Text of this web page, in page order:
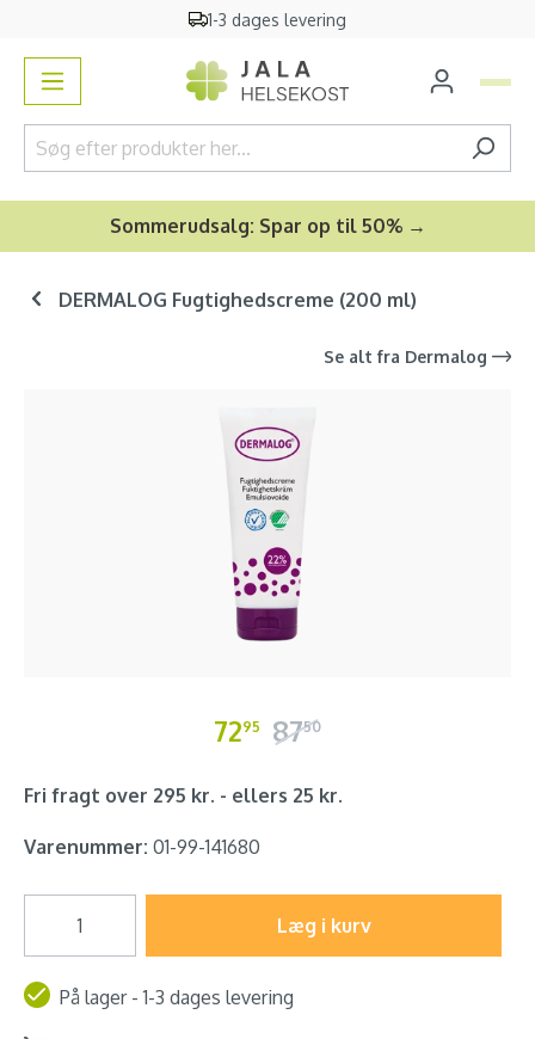
1-3 dages levering
Sommerudsalg: Spar op til 50% →
DERMALOG Fugtighedscreme (200 ml)
Se alt fra Dermalog
7295 8750
Fri fragt over 295 kr. - ellers 25 kr.
Varenummer: 01-99-141680
Læg i kurv
På lager - 1-3 dages levering